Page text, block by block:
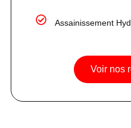
Assainissement
Voir nos